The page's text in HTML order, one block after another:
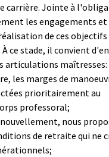
carrière. Jointe à
les engagements et
de ces objectifs
ce stade, il convient
articulations maîtresses:
les marges de
prioritairement au
professoral;
nous
de retraite qui ne